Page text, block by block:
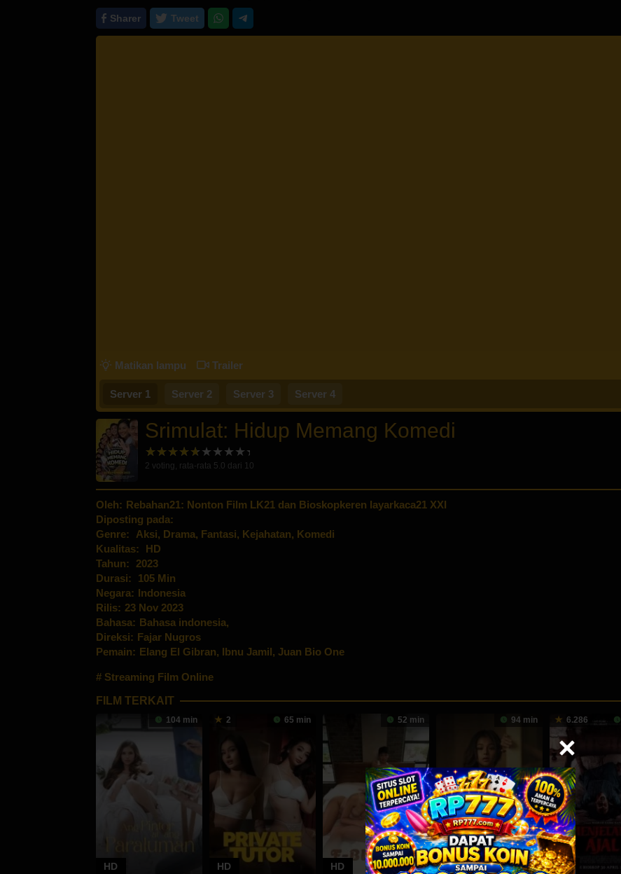
Sharer Tweet
Matikan lampu Trailer
Server 1 Server 2 Server 3 Server 4
Srimulat: Hidup Memang Komedi
2 voting, rata-rata 5.0 dari 10
Oleh: Rebahan21: Nonton Film LK21 dan Bioskopkeren layarkaca21 XXI
Diposting pada:
Genre:
Aksi, Drama, Fantasi, Kejahatan, Komedi
Kualitas:
HD
Tahun:
2023
Durasi:
105 Min
Negara: Indonesia
Rilis: 23 Nov 2023
Bahasa: Bahasa indonesia,
Direksi: Fajar Nugros
Pemain: Elang El Gibran, Ibnu Jamil, Juan Bio One
Streaming Film Online
FILM TERKAIT
104 min
HD
2 65 min
HD
52 min
HD
94 min
HD
6.286
HD